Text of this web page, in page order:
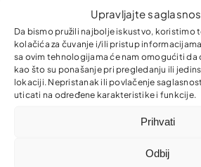
Upravljajte
Da bismo pružili najbolje iskustvo, koristimo
kolačića za čuvanje i/ili pristup
sa ovim tehnologijama će nam omogućiti
kao što su ponašanje pri pregledanju ili
lokaciji. Nepristanak ili povlačenje
uticati na određene karakteristike i funkcije.
Prihvati
Odbij
izvršilac, opština Kostajnica i dio